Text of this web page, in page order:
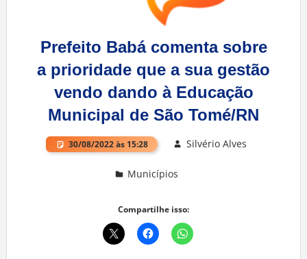
Prefeito Babá comenta sobre
a prioridade que a sua gestão
vendo dando à Educação
Municipal de São Tomé/RN
30/08/2022 às 15:28 Silvério Alves
Municípios
Compartilhe isso: